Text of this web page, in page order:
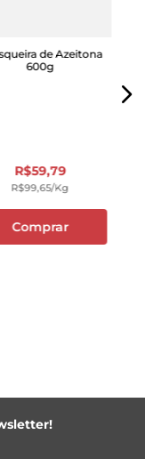
de Azeitona
600g
R$59,79
R$99,65/kg
Comprar